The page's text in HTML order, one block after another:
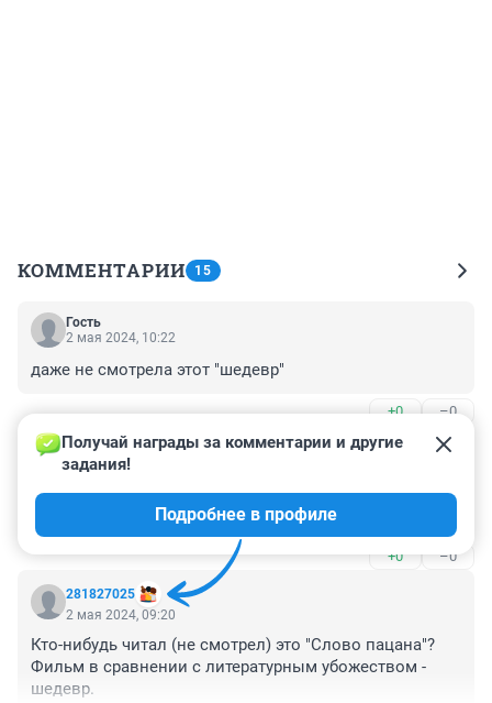
КОММЕНТАРИИ 15
Гость
2 мая 2024, 10:22
даже не смотрела этот "шедевр"
+0 –0
Гость
2 мая 2024, 09:52
В сериале " Адмирал Кузнецов" есть о подвигах
+0 –0
281827025
Получай награды за комментарии и другие
задания!
Подробнее в профиле
2 мая 2024, 09:20
Кто-нибудь читал (не смотрел) это "Слово пацана"?
Фильм в сравнении с литературным убожеством -
шедевр.